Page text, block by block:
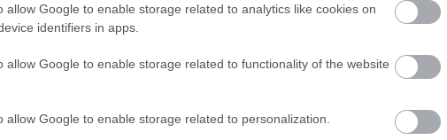
allow Google to enable storage related to analytics like cookies on
identifiers in apps.
allow Google to enable storage related to functionality of the website
allow Google to enable storage related to personalization.
után gördítesz lejjebb!